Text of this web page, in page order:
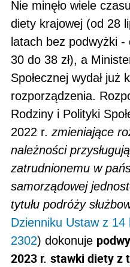
Nie minęło wiele
diety krajowej (od 28
latach bez podwyżki -
30 do 38 zł), a
Społecznej wydał już
rozporządzenia.
Rodziny i Polityki
2022 r. zmieniające
należności
zatrudnionemu w
samorządowej
tytułu podróży
Dzienniku Ustaw z
2302) dokonuje
2023 r. stawki diety z